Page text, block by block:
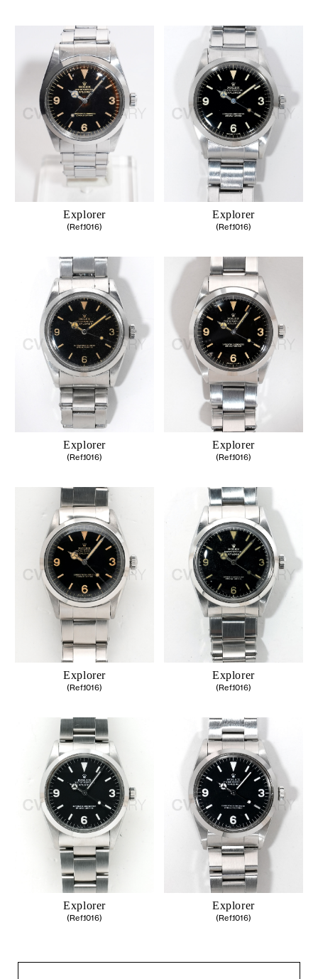
Explorer
(Ref.1016)
Explorer
(Ref.1016)
Explorer
(Ref.1016)
Explorer
(Ref.1016)
Explorer
(Ref.1016)
Explorer
(Ref.1016)
Explorer
(Ref.1016)
Explorer
(Ref.1016)